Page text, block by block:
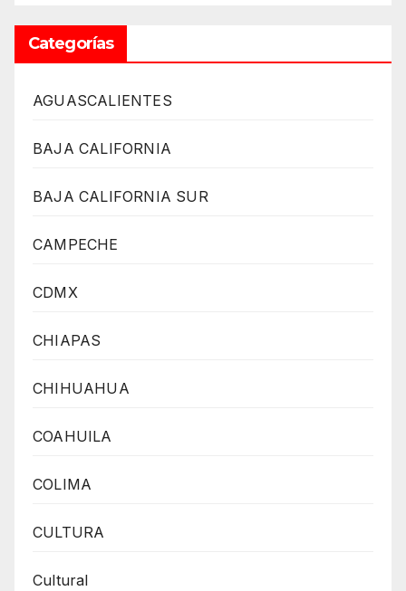
Categorías
AGUASCALIENTES
BAJA CALIFORNIA
BAJA CALIFORNIA SUR
CAMPECHE
CDMX
CHIAPAS
CHIHUAHUA
COAHUILA
COLIMA
CULTURA
Cultural